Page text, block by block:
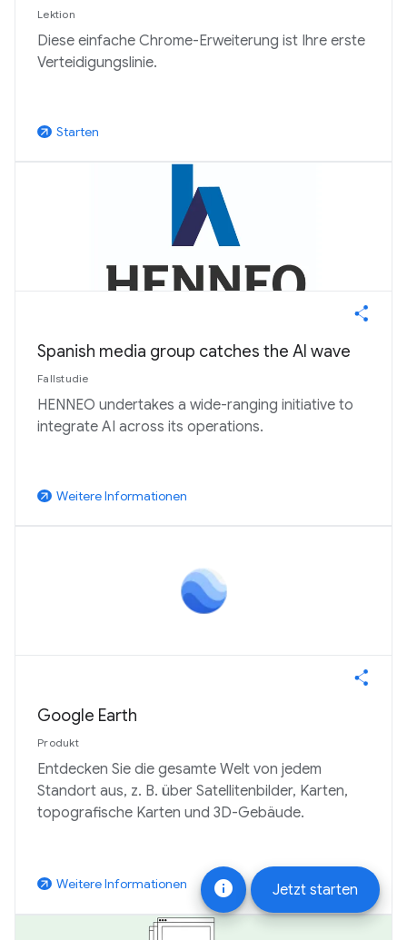
info Jetzt starten
Lektion
Diese einfache Chrome-Erweiterung ist Ihre erste
Verteidigungslinie.
arrow_outward Starten
Spanish media group catches the AI wave
Fallstudie
HENNEO undertakes a wide-ranging initiative to
integrate AI across its operations.
arrow_outward Weitere Informationen
Google Earth
Produkt
Entdecken Sie die gesamte Welt von jedem
Standort aus, z. B. über Satellitenbilder, Karten,
topografische Karten und 3D-Gebäude.
arrow_outward Weitere Informationen Starten